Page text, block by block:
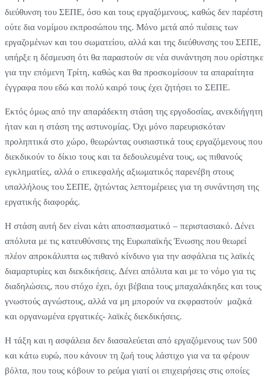
διεύθυνση του ΣΕΠΕ, όσο και τους εργαζόμενους, καθώς δεν παρέστη
ούτε δια νομίμου εκπροσώπου της. Μόνο μετά από πιέσεις των
εργαζομένων και του σωματείου, αλλά και της διεύθυνσης του ΣΕΠΕ,
υπήρξε η δέσμευση ότι θα παραστούν σε νέα συνάντηση που ορίστηκε
για την επόμενη Τρίτη, καθώς και θα προσκομίσουν τα απαραίτητα
έγγραφα που εδώ και πολύ καιρό τους έχει ζητήσει το ΣΕΠΕ.
Εκτός όμως από την απαράδεκτη στάση της εργοδοσίας, ανεκδιήγητη
ήταν και η στάση της αστυνομίας. Όχι μόνο παρευρισκόταν
προληπτικά στο χώρο, θεωρώντας ουσιαστικά τους εργαζόμενους που
διεκδικούν το δίκιο τους και τα δεδουλευμένα τους, ως πιθανούς
εγκληματίες, αλλά ο επικεφαλής αξιωματικός παρενέβη στους
υπαλλήλους του ΣΕΠΕ, ζητώντας λεπτομέρειες για τη συνάντηση της
εργατικής διαφοράς.
Η στάση αυτή δεν είναι κάτι αποσπασματικό – περιστασιακό. Δένει
απόλυτα με τις κατευθύνσεις της Ευρωπαϊκής Ένωσης που θεωρεί
πλέον απροκάλυπτα ως πιθανό κίνδυνο για την ασφάλεια τις λαϊκές
διαμαρτυρίες και διεκδικήσεις. Δένει απόλυτα και με το νόμο για τις
διαδηλώσεις, που στόχο έχει, όχι βέβαια τους μπαχαλάκηδες και τους
γνωστούς αγνώστους, αλλά να μη μπορούν να εκφραστούν μαζικά
και οργανωμένα εργατικές- λαϊκές διεκδικήσεις.
Η τάξη και η ασφάλεια δεν διασαλεύεται από εργαζόμενους των 500
και κάτω ευρώ, που κάνουν τη ζωή τους λάστιχο για να τα φέρουν
βόλτα, που τους κόβουν το ρεύμα γιατί οι επιχειρήσεις στις οποίες